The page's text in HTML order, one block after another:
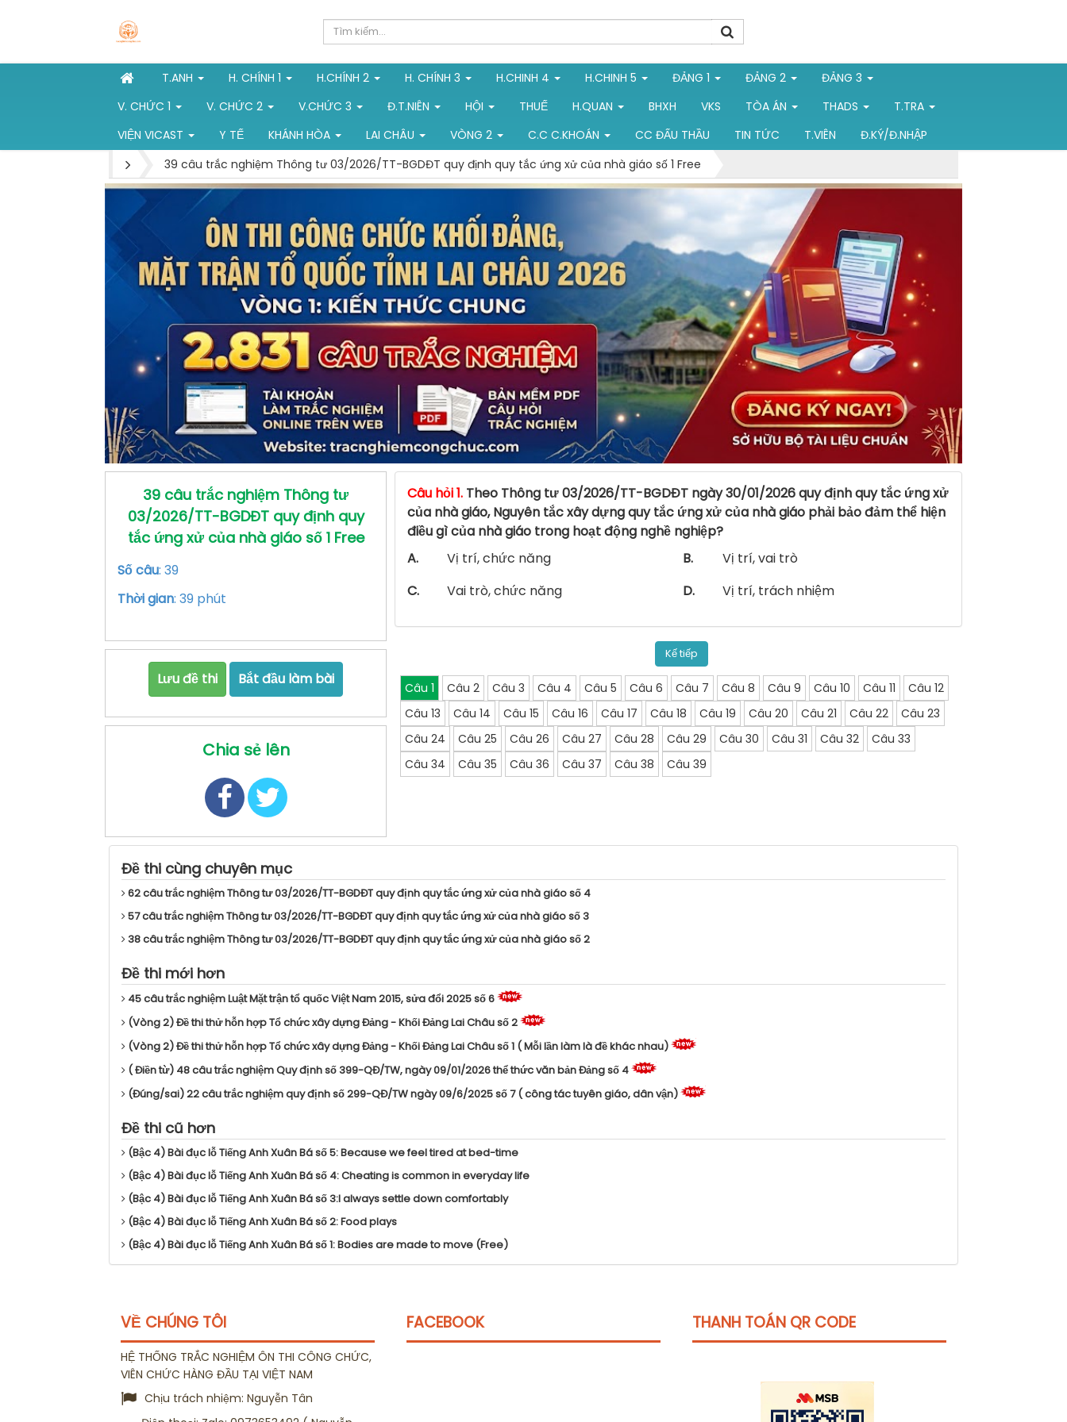
T.ANH H. CHÍNH 1 H.CHÍNH 2 H. CHÍNH 3 H.CHINH 4 H.CHINH 5 ĐẢNG 1 ĐẢNG 2
ĐẢNG 3
V. CHỨC 1
V. CHỨC 2 V.CHỨC 3 Đ.T.NIÊN HỘI THUẾ H.QUAN BHXH VKS TÒA ÁN THADS
T.TRA
VIỆN VICAST
Y TẾ KHÁNH HÒA LAI CHÂU VÒNG 2 C.C C.KHOÁN CC ĐẤU THẦU TIN TỨC T.VIÊN
Đ.KÝ/Đ.NHẬP
39 câu trắc nghiệm Thông tư 03/2026/TT-BGDĐT quy định quy tắc ứng xử của nhà giáo số 1 Free
39 câu trắc nghiệm Thông tư
03/2026/TT-BGDĐT quy định quy
tắc ứng xử của nhà giáo số 1 Free
Số câu: 39
Thời gian: 39 phút
Lưu đề thi Bắt đầu làm bài
Chia sẻ lên
Câu hỏi 1. Theo Thông tư 03/2026/TT-BGDĐT ngày 30/01/2026 quy định quy tắc ứng xử
của nhà giáo, Nguyên tắc xây dựng quy tắc ứng xử của nhà giáo phải bảo đảm thể hiện
điều gì của nhà giáo trong hoạt động nghề nghiệp?
A.
Vị trí, chức năng B.
Vị trí, vai trò
C.
Vai trò, chức năng D. Vị trí, trách nhiệm
Kế tiếp
Câu 1 Câu 2 Câu 3 Câu 4 Câu 5 Câu 6 Câu 7 Câu 8 Câu 9 Câu 10 Câu 11
Câu 12
Câu 13
Câu 14 Câu 15 Câu 16 Câu 17 Câu 18 Câu 19 Câu 20 Câu 21 Câu 22
Câu 23
Câu 24
Câu 25 Câu 26 Câu 27 Câu 28 Câu 29 Câu 30 Câu 31 Câu 32
Câu 33
Câu 34
Câu 35 Câu 36 Câu 37 Câu 38 Câu 39
Đề thi cùng chuyên mục
62 câu trắc nghiệm Thông tư 03/2026/TT-BGDĐT quy định quy tắc ứng xử của nhà giáo số 4
57 câu trắc nghiệm Thông tư 03/2026/TT-BGDĐT quy định quy tắc ứng xử của nhà giáo số 3
38 câu trắc nghiệm Thông tư 03/2026/TT-BGDĐT quy định quy tắc ứng xử của nhà giáo số 2
Đề thi mới hơn
45 câu trắc nghiệm Luật Mặt trận tổ quốc Việt Nam 2015, sửa đổi 2025 số 6
(Vòng 2) Đề thi thử hỗn hợp Tổ chức xây dựng Đảng - Khối Đảng Lai Châu số 2
(Vòng 2) Đề thi thử hỗn hợp Tổ chức xây dựng Đảng - Khối Đảng Lai Châu số 1 ( Mỗi lần làm là đề khác nhau)
( Điền từ) 48 câu trắc nghiệm Quy định số 399-QĐ/TW, ngày 09/01/2026 thể thức văn bản Đảng số 4
(Đúng/sai) 22 câu trắc nghiệm quy định số 299-QĐ/TW ngày 09/6/2025 số 7 ( công tác tuyên giáo, dân vận)
Đề thi cũ hơn
(Bậc 4) Bài đục lỗ Tiếng Anh Xuân Bá số 5: Because we feel tired at bed-time
(Bậc 4) Bài đục lỗ Tiếng Anh Xuân Bá số 4: Cheating is common in everyday life
(Bậc 4) Bài đục lỗ Tiếng Anh Xuân Bá số 3:I always settle down comfortably
(Bậc 4) Bài đục lỗ Tiếng Anh Xuân Bá số 2: Food plays
(Bậc 4) Bài đục lỗ Tiếng Anh Xuân Bá số 1: Bodies are made to move (Free)
VỀ CHÚNG TÔI
HỆ THỐNG TRẮC NGHIỆM ÔN THI CÔNG CHỨC,
VIÊN CHỨC HÀNG ĐẦU TẠI VIỆT NAM
Chịu trách nhiệm: Nguyễn Tân
FACEBOOK THANH TOÁN QR CODE